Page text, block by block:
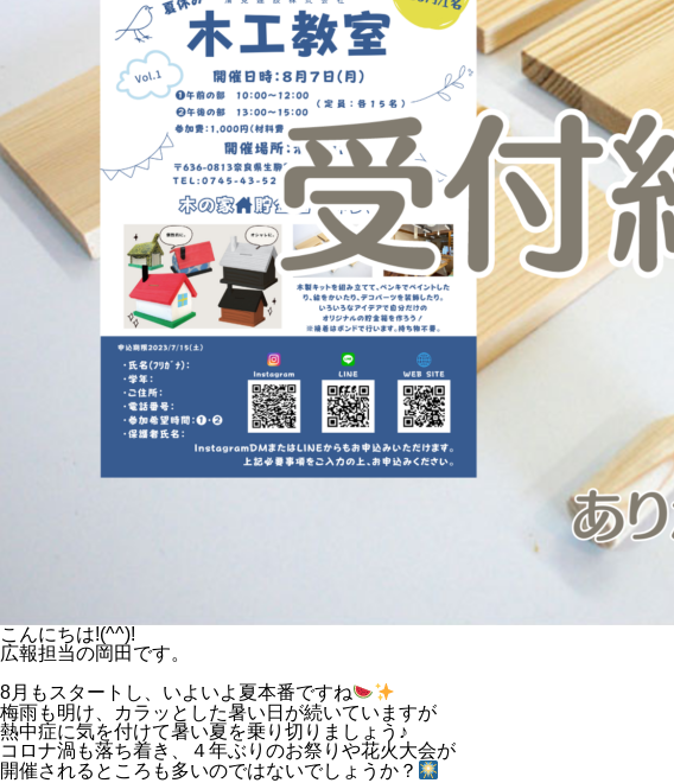
こんにちは!(^^)!
広報担当の岡田です。
8月もスタートし、いよいよ夏本番ですね
梅雨も明け、カラッとした暑い日が続いていますが
熱中症に気を付けて暑い夏を乗り切りましょう♪
コロナ渦も落ち着き、４年ぶりのお祭りや花火大会が
開催されるところも多いのではないでしょうか？